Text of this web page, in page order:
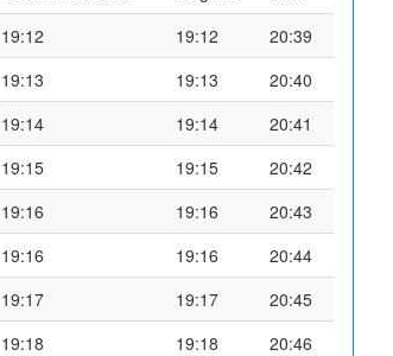
19:12 19:12
20:39
19:13 19:13
20:40
19:14 19:14
20:41
19:15 19:15
20:42
19:16 19:16
20:43
19:16 19:16
20:44
19:17 19:17
20:45
19:18 19:18
20:46